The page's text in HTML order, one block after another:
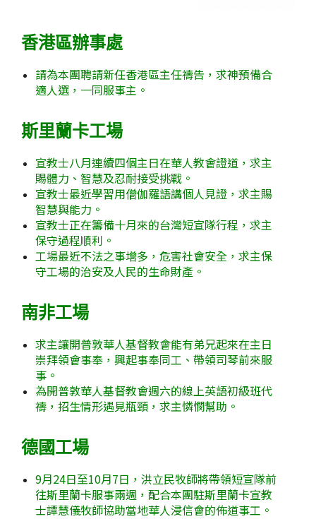
香港區辦事處
請為本團聘請新任香港區主任禱告，求神預備合
適人選，一同服事主。
斯里蘭卡工場
宣教士八月連續四個主日在華人教會證道，求主
賜體力、智慧及忍耐接受挑戰。
宣教士最近學習用僧伽羅語講個人見證，求主賜
智慧與能力。
宣教士正在籌備十月來的台灣短宣隊行程，求主
保守過程順利。
工場最近不法之事增多，危害社會安全，求主保
守工場的治安及人民的生命財產。
南非工場
求主讓開普敦華人基督教會能有弟兄起來在主日
崇拜領會事奉，興起事奉同工、帶領司琴前來服
事。
為開普敦華人基督教會週六的線上英語初級班代
禱，招生情形遇見瓶頸，求主憐憫幫助。
德國工場
9月24日至10月7日，洪立民牧師將帶領短宣隊前
往斯里蘭卡服事兩週，配合本團駐斯里蘭卡宣教
士譚慧儀牧師協助當地華人浸信會的佈道事工。